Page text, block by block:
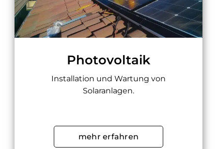
Photovoltaik
Installation und Wartung von
Solaranlagen.
mehr erfahren